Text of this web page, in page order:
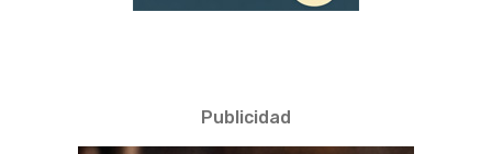
Publicidad